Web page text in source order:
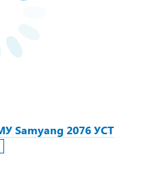
Samyang 2076 УСТ